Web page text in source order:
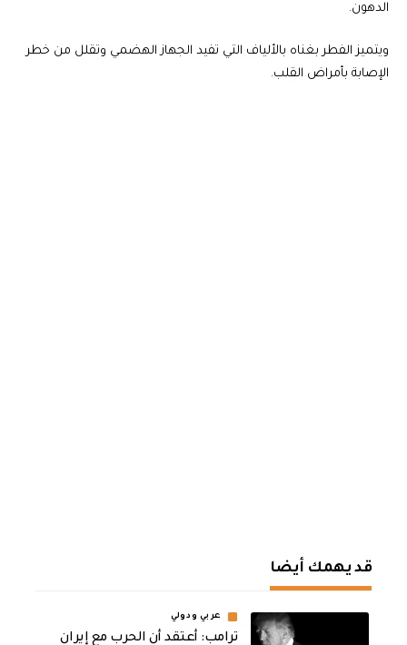
الدهون.
ويتميز الفطر بغناه بالألياف التي تفيد الجهاز الهضمي وتقلل من خطر
الإصابة بأمراض القلب.
قد يهمك أيضا
عربي ودولي
‏ترامب: أعتقد أن الحرب مع إيران